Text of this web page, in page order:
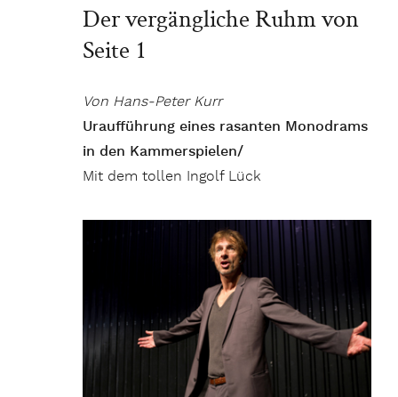
Der vergängliche Ruhm von
Seite 1
Von Hans-Peter Kurr
Uraufführung eines rasanten Monodrams
in den Kammerspielen/
Mit dem tollen Ingolf Lück